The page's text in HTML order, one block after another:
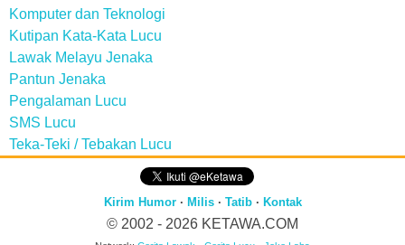
Komputer dan Teknologi
Kutipan Kata-Kata Lucu
Lawak Melayu Jenaka
Pantun Jenaka
Pengalaman Lucu
SMS Lucu
Teka-Teki / Tebakan Lucu
Kirim Humor· Milis· Tatib· Kontak
© 2002 - 2026 KETAWA.COM